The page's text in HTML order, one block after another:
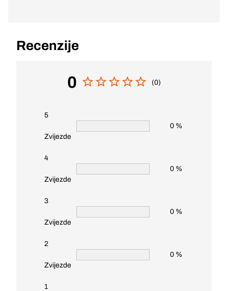
Recenzije
0 (0)
5
Zvijezde
0 %
4
Zvijezde
0 %
3
Zvijezde
0 %
2
Zvijezde
0 %
1